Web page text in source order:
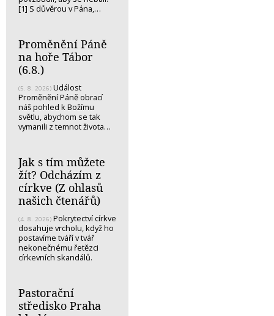
[1] S důvěrou v Pána,…
Proměnění Páně
na hoře Tábor
(6.8.)
(5. 8. 2026) Událost
Proměnění Páně obrací
náš pohled k Božímu
světlu, abychom se tak
vymanili z temnot života…
Jak s tím můžete
žít? Odcházím z
církve (Z ohlasů
našich čtenářů)
(4. 8. 2026) Pokrytectví církve
dosahuje vrcholu, když ho
postavíme tváří v tvář
nekonečnému řetězci
církevních skandálů.
Pastorační
středisko Praha